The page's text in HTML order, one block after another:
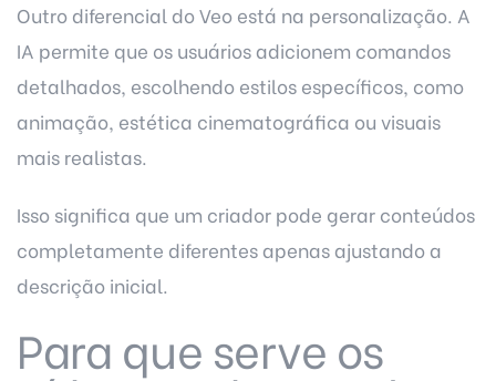
Outro diferencial do Veo está na personalização. A
IA permite que os usuários adicionem comandos
detalhados, escolhendo estilos específicos, como
animação, estética cinematográfica ou visuais
mais realistas.
Isso significa que um criador pode gerar conteúdos
completamente diferentes apenas ajustando a
descrição inicial.
Para que serve os